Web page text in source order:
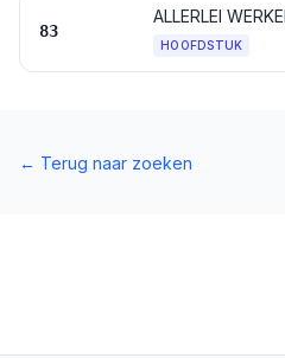
83
HOOFDSTUK
← Terug naar zoeken